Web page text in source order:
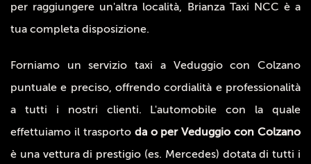
per raggiungere un'altra località, Brianza Taxi NCC è a
tua completa disposizione.
Forniamo un servizio taxi a Veduggio con Colzano
puntuale e preciso, offrendo cordialità e professionalità
a tutti i nostri clienti. L'automobile con la quale
effettuiamo il trasporto da o per Veduggio con Colzano
è una vettura di prestigio (es. Mercedes) dotata di tutti i